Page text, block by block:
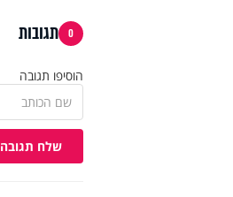
0 תגובות
הוסיפו תגובה
שלח תגובה